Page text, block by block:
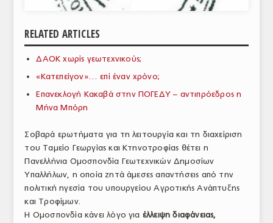
ΕΜΠΟΡΙΚΟΣ ΚΑΤΑΛΟΓΟΣ
ΠΑΡΑΓΩΓΗ & ΕΜΠΟΡΙΑ
ΠΡΩΤΕΣ ΥΛΕΣ
ΕΞΟΠΛΙΣΜΟΣ
ΥΠΗΡΕΣΙΕΣ
ΕΜΠΟΡΙΚΟΙ ΑΝΤΙΠΡΟΣΩΠΟΙ
RELATED ARTICLES
ΔΑΟΚ χωρίς γεωτεχνικούς;
«Κατεπείγον»… επί έναν χρόνο;
Επανεκλογή Κακαβά στην ΠΟΓΕΔΥ – αντιπρόεδρος η
Μήνα Μπόρη
Σοβαρά ερωτήματα για τη λειτουργία και τη διαχείριση
του Ταμείο Γεωργίας και Κτηνοτροφίας θέτει η
Πανελλήνια Ομοσπονδία Γεωτεχνικών Δημοσίων
Υπαλλήλων, η οποία ζητά άμεσες απαντήσεις από την
πολιτική ηγεσία του υπουργείου Αγροτικής Ανάπτυξης
και Τροφίμων.
Η Ομοσπονδία κάνει λόγο για έλλειψη διαφάνειας,